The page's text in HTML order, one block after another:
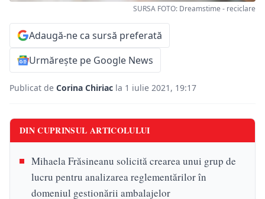
SURSA FOTO: Dreamstime - reciclare
Adaugă-ne ca sursă preferată
Urmărește pe Google News
Publicat de Corina Chiriac la 1 iulie 2021, 19:17
DIN CUPRINSUL ARTICOLULUI
Mihaela Frăsineanu solicită crearea unui grup de
lucru pentru analizarea reglementărilor în
domeniul gestionării ambalajelor